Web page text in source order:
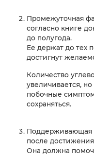
Промежуточная
согласно книге
до полугода.
Ее держат до тех
достигнут
Количество
увеличивается,
побочные
сохраняться.
Поддерживающая
после
Она должна